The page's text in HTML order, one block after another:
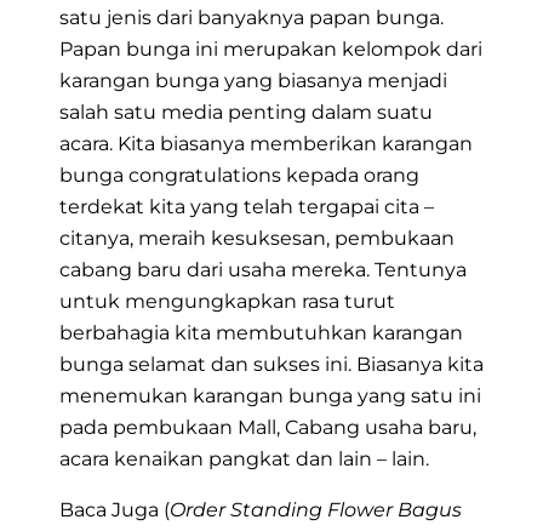
satu jenis dari banyaknya papan bunga.
Papan bunga ini merupakan kelompok dari
karangan bunga yang biasanya menjadi
salah satu media penting dalam suatu
acara. Kita biasanya memberikan karangan
bunga congratulations kepada orang
terdekat kita yang telah tergapai cita –
citanya, meraih kesuksesan, pembukaan
cabang baru dari usaha mereka. Tentunya
untuk mengungkapkan rasa turut
berbahagia kita membutuhkan karangan
bunga selamat dan sukses ini. Biasanya kita
menemukan karangan bunga yang satu ini
pada pembukaan Mall, Cabang usaha baru,
acara kenaikan pangkat dan lain – lain.
Baca Juga (Order Standing Flower Bagus